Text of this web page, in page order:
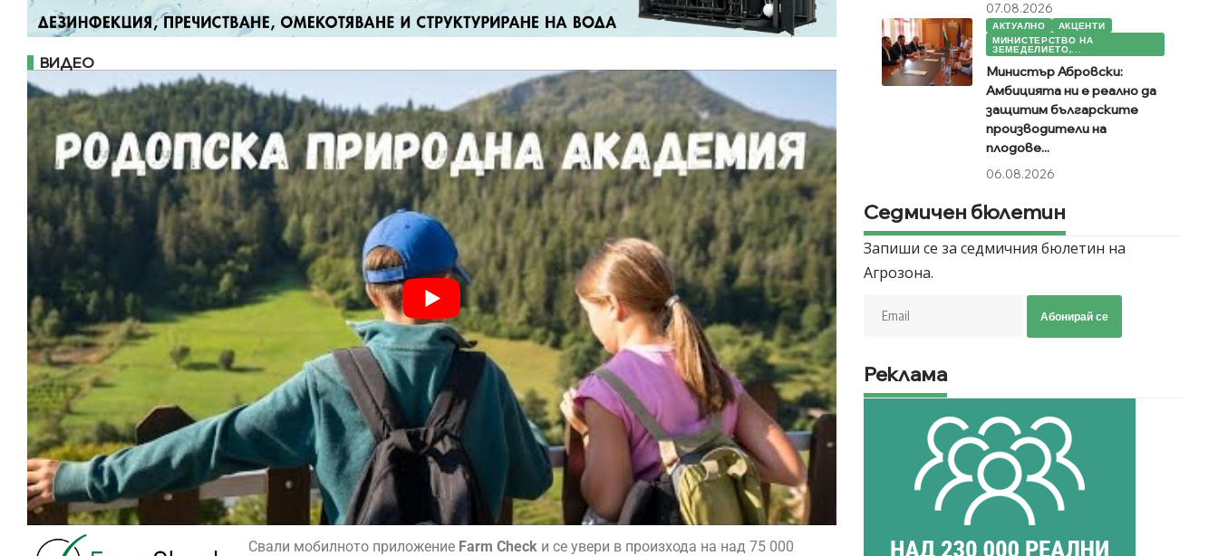
ВИДЕО
Свали мобилното приложение Farm Check и се увери в произхода на над 75 000
07.08.2026
АКТУАЛНО
АКЦЕНТИ
МИНИСТЕРСТВО НА
ЗЕМЕДЕЛИЕТО,...
Министър Абровски:
Амбицията ни е реално да
защитим българските
производители на
плодове...
06.08.2026
Седмичен бюлетин
Запиши се за седмичния бюлетин на
Агрозона.
Абонирай се
Реклама